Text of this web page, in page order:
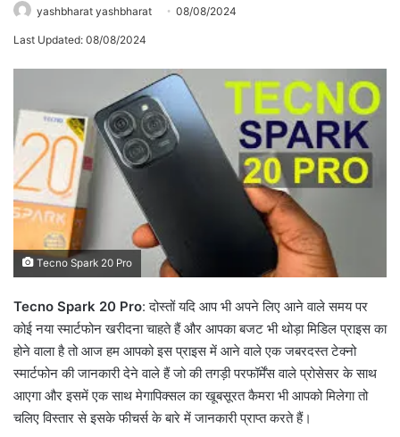
yashbharat yashbharat 08/08/2024
Last Updated: 08/08/2024
Tecno Spark 20 Pro
Tecno Spark 20 Pro: दोस्तों यदि आप भी अपने लिए आने वाले समय पर
कोई नया स्मार्टफोन खरीदना चाहते हैं और आपका बजट भी थोड़ा मिडिल प्राइस का
होने वाला है तो आज हम आपको इस प्राइस में आने वाले एक जबरदस्त टेक्नो
स्मार्टफोन की जानकारी देने वाले हैं जो की तगड़ी परफॉर्मेंस वाले प्रोसेसर के साथ
आएगा और इसमें एक साथ मेगापिक्सल का खूबसूरत कैमरा भी आपको मिलेगा तो
चलिए विस्तार से इसके फीचर्स के बारे में जानकारी प्राप्त करते हैं।